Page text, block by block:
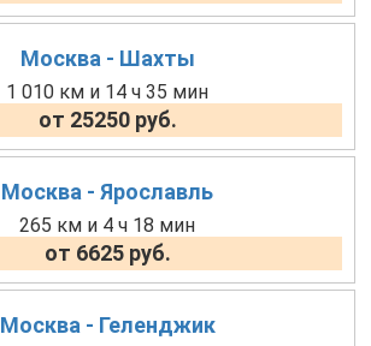
Москва - Шахты
1 010 км и 14 ч 35 мин
от 25250 руб.
Москва - Ярославль
265 км и 4 ч 18 мин
от 6625 руб.
Москва - Геленджик